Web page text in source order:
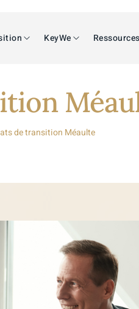
KeyWe Ressources
de transition Méaulte